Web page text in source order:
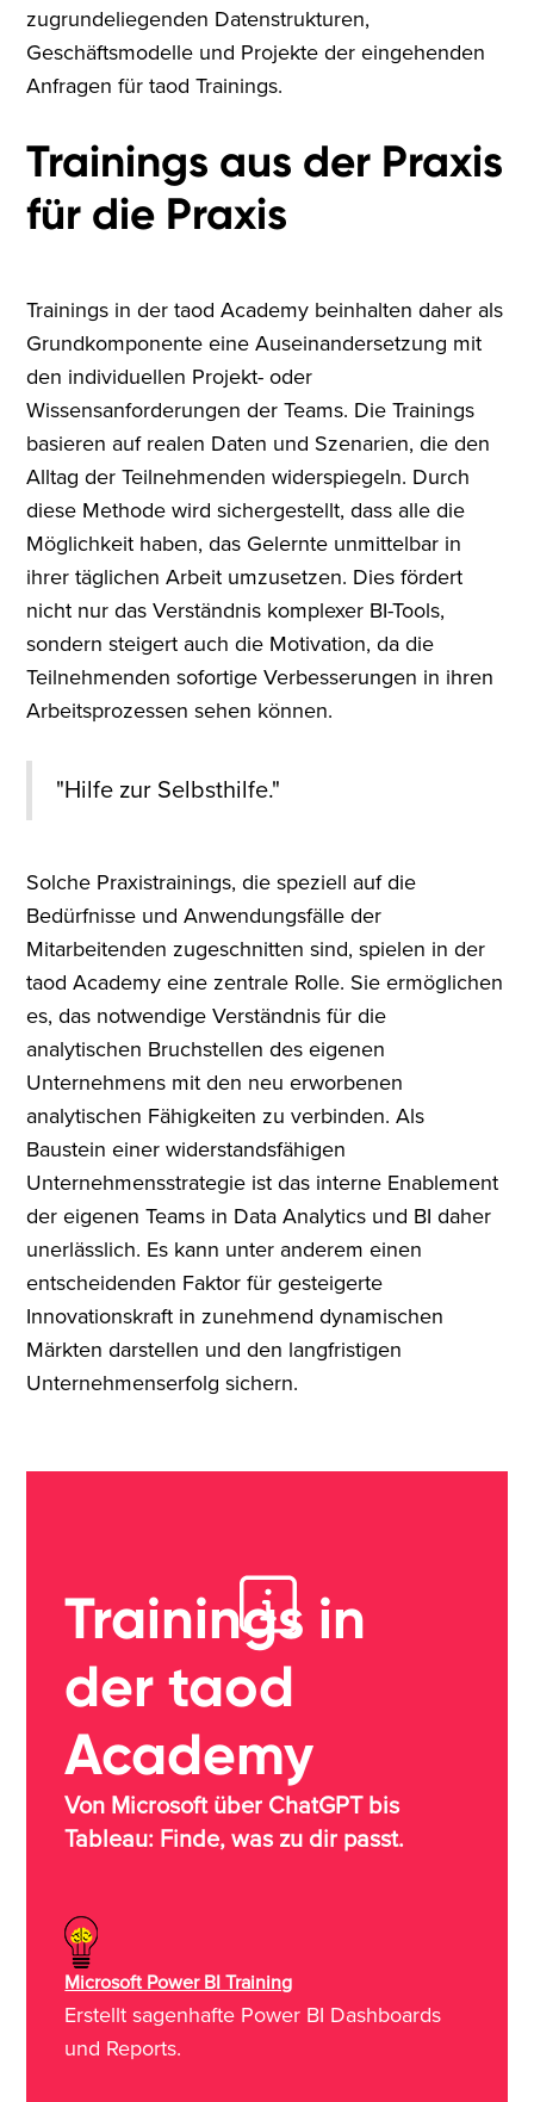
zugrundeliegenden Datenstrukturen,
Geschäftsmodelle und Projekte der eingehenden
Anfragen für taod Trainings.
Trainings aus der Praxis
für die Praxis
Trainings in der taod Academy beinhalten daher als
Grundkomponente eine Auseinandersetzung mit
den individuellen Projekt- oder
Wissensanforderungen der Teams. Die Trainings
basieren auf realen Daten und Szenarien, die den
Alltag der Teilnehmenden widerspiegeln. Durch
diese Methode wird sichergestellt, dass alle die
Möglichkeit haben, das Gelernte unmittelbar in
ihrer täglichen Arbeit umzusetzen. Dies fördert
nicht nur das Verständnis komplexer BI-Tools,
sondern steigert auch die Motivation, da die
Teilnehmenden sofortige Verbesserungen in ihren
Arbeitsprozessen sehen können.
"Hilfe zur Selbsthilfe."
Solche Praxistrainings, die speziell auf die
Bedürfnisse und Anwendungsfälle der
Mitarbeitenden zugeschnitten sind, spielen in der
taod Academy eine zentrale Rolle. Sie ermöglichen
es, das notwendige Verständnis für die
analytischen Bruchstellen des eigenen
Unternehmens mit den neu erworbenen
analytischen Fähigkeiten zu verbinden. Als
Baustein einer widerstandsfähigen
Unternehmensstrategie ist das interne Enablement
der eigenen Teams in Data Analytics und BI daher
unerlässlich. Es kann unter anderem einen
entscheidenden Faktor für gesteigerte
Innovationskraft in zunehmend dynamischen
Märkten darstellen und den langfristigen
Unternehmenserfolg sichern.
Trainings in
der taod
Academy
Von Microsoft über ChatGPT bis
Tableau: Finde, was zu dir passt.
Microsoft Power BI Training
Erstellt sagenhafte Power BI Dashboards
und Reports.